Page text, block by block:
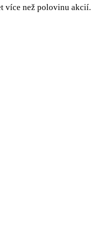
více než polovinu akcií.